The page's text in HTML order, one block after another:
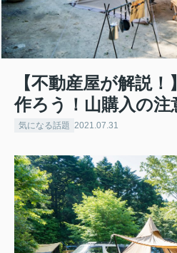
【不動産屋が解説
作ろう！山購入の注
気になる話題 2021.07.31